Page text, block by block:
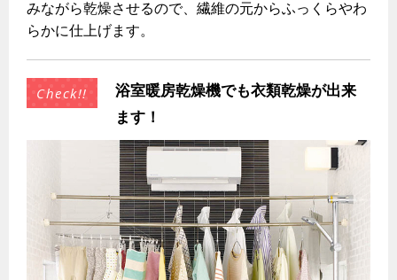
みながら乾燥させるので、繊維の元からふっくらやわ
らかに仕上げます。
浴室暖房乾燥機でも衣類乾燥が出来
ます！